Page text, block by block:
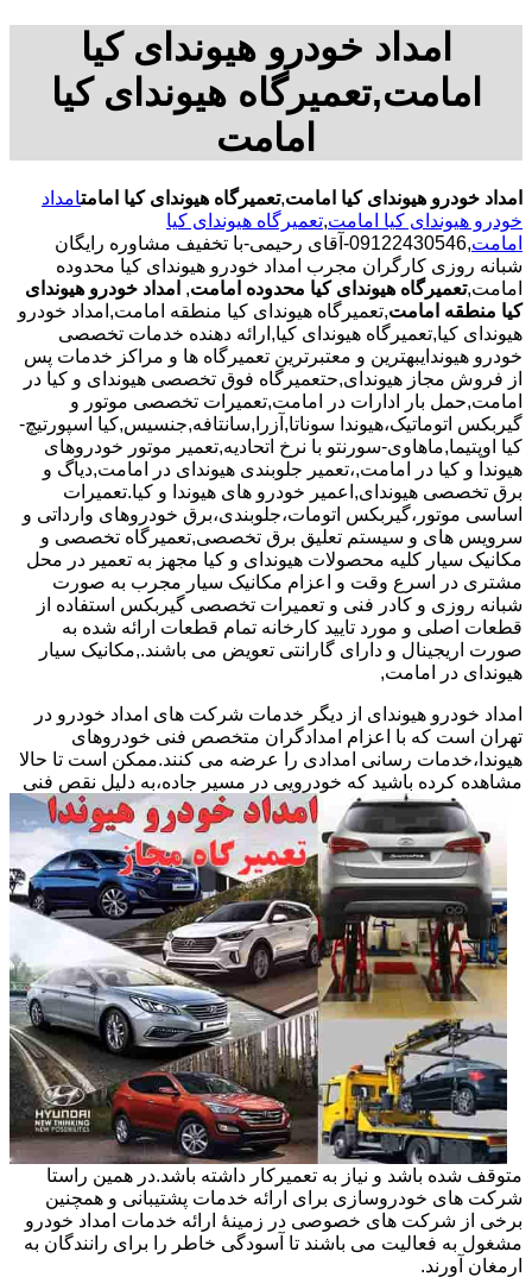
امداد خودرو هیوندای کیا
امامت,تعمیرگاه هیوندای کیا
امامت
امداد خودرو هیوندای کیا امامت,تعمیرگاه هیوندای کیا امامتامداد
خودرو هیوندای کیا امامت,تعمیرگاه هیوندای کیا
امامت
,09122430546-آقای رحیمی-با تخفیف مشاوره رایگان
شبانه روزی کارگران مجرب امداد خودرو هیوندای کیا محدوده
امامت,تعمیرگاه هیوندای کیا محدوده امامت, امداد خودرو هیوندای
کیا منطقه امامت,تعمیرگاه هیوندای کیا منطقه امامت,امداد خودرو
هیوندای کیا,تعمیرگاه هیوندای کیا,ارائه دهنده خدمات تخصصی
خودرو هیوندایبهترین و معتبرترین تعمیرگاه ها و مراکز خدمات پس
از فروش مجاز هیوندای,حتعمیرگاه فوق تخصصی هیوندای و کیا در
امامت,حمل بار ادارات در امامت,تعمیرات تخصصی موتور و
گیربکس اتوماتیک،هیوندا سوناتا,آزرا,سانتافه,جنسیس,کیا اسپورتیچ-
کیا اوپتیما‌,ماهاوی-سورنتو با نرخ اتحادیه,تعمیر موتور خودروهای
هیوندا و کیا در امامت,،تعمیر جلوبندی هیوندای در امامت,دیاگ و
برق تخصصی هیوندای,اعمیر خودرو های هیوندا و کیا.تعمیرات
اساسی موتور،گیربکس اتومات،جلوبندی،برق خودروهای وارداتی و
سرویس های و سیستم تعلیق برق تخصصی,تعمیرگاه تخصصی و
مکانیک سیار کلیه محصولات هیوندای و کیا مجهز به تعمیر در محل
مشتری در اسرع وقت و اعزام مکانیک سیار مجرب به صورت
شبانه روزی و کادر فنی و تعمیرات تخصصی گیربکس استفاده از
قطعات اصلی و مورد تایید کارخانه تمام قطعات ارائه شده به
صورت اریجینال و دارای گارانتی تعویض می باشند.,مکانیک سیار
هیوندای در امامت,
امداد خودرو هیوندای از دیگر خدمات شرکت های امداد خودرو در
تهران است که با اعزام امدادگران متخصص فنی خودروهای
هیوندا،خدمات رسانی امدادی را عرضه می کنند.ممکن است تا حالا
مشاهده کرده باشید که خودرویی در مسیر جاده،به دلیل نقص فنی
متوقف شده باشد و نیاز به تعمیرکار داشته باشد.در همین راستا
شرکت های خودروسازی برای ارائه خدمات پشتیبانی و همچنین
برخی از شرکت های خصوصی در زمینۀ ارائه خدمات امداد خودرو
مشغول به فعالیت می باشند تا آسودگی خاطر را برای رانندگان به
ارمغان آورند.